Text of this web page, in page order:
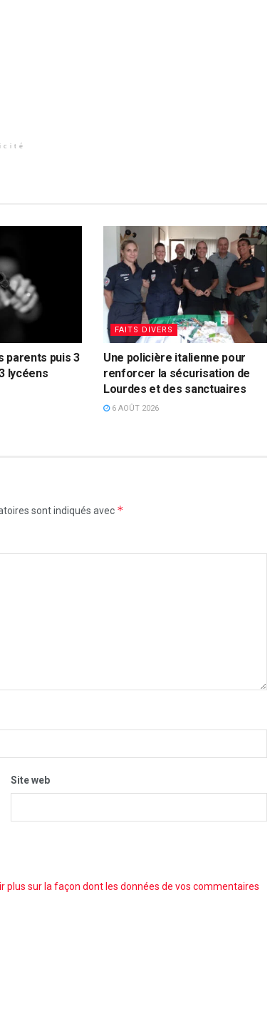
parents puis 3
lycéens
FAITS DIVERS
Une policière italienne pour
renforcer la sécurisation de
Lourdes et des sanctuaires
6 AOÛT 2026
sont indiqués avec *
Site web
plus sur la façon dont les données de vos commentaires